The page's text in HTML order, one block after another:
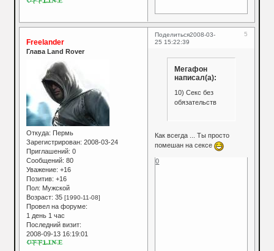
Поделиться 5
2008-03-
25 15:22:39
Freelander
Глава Land Rover
Откуда: Пермь
Зарегистрирован: 2008-03-24
Приглашений: 0
Сообщений: 80
Уважение: +16
Позитив: +16
Пол: Мужской
Возраст: 35[1990-11-08]
Провел на форуме:
1 день 1 час
Последний визит:
2008-09-13 16:19:01
Мегафон
написал(а):
10) Секс без
обязательств
Как всегда ... Ты просто
помешан на сексе
0